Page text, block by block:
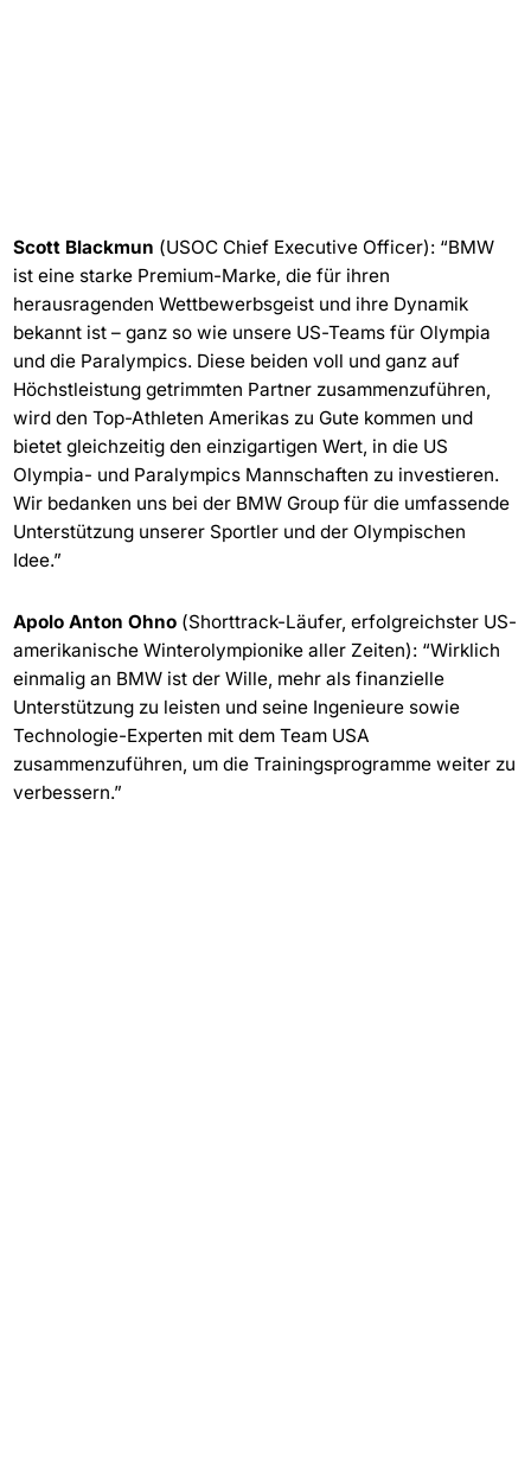
Scott Blackmun (USOC Chief Executive Officer): “BMW
ist eine starke Premium-Marke, die für ihren
herausragenden Wettbewerbsgeist und ihre Dynamik
bekannt ist – ganz so wie unsere US-Teams für Olympia
und die Paralympics. Diese beiden voll und ganz auf
Höchstleistung getrimmten Partner zusammenzuführen,
wird den Top-Athleten Amerikas zu Gute kommen und
bietet gleichzeitig den einzigartigen Wert, in die US
Olympia- und Paralympics Mannschaften zu investieren.
Wir bedanken uns bei der BMW Group für die umfassende
Unterstützung unserer Sportler und der Olympischen
Idee.”
Apolo Anton Ohno(Shorttrack-Läufer, erfolgreichster US-
amerikanische Winterolympionike aller Zeiten): “Wirklich
einmalig an BMW ist der Wille, mehr als finanzielle
Unterstützung zu leisten und seine Ingenieure sowie
Technologie-Experten mit dem Team USA
zusammenzuführen, um die Trainingsprogramme weiter zu
verbessern.”